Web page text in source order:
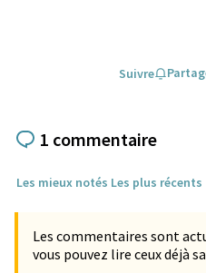
Suivre
1 commentaire
Les mieux notés Les plus récents
Les commentaires sont
vous pouvez lire ceux déjà